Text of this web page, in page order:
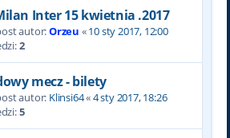
Inter 15 kwietnia .2017
autor:Orzeu «10 sty 2017, 12:00
2
mecz - bilety
autor: Klinsi64«4 sty 2017, 18:26
5